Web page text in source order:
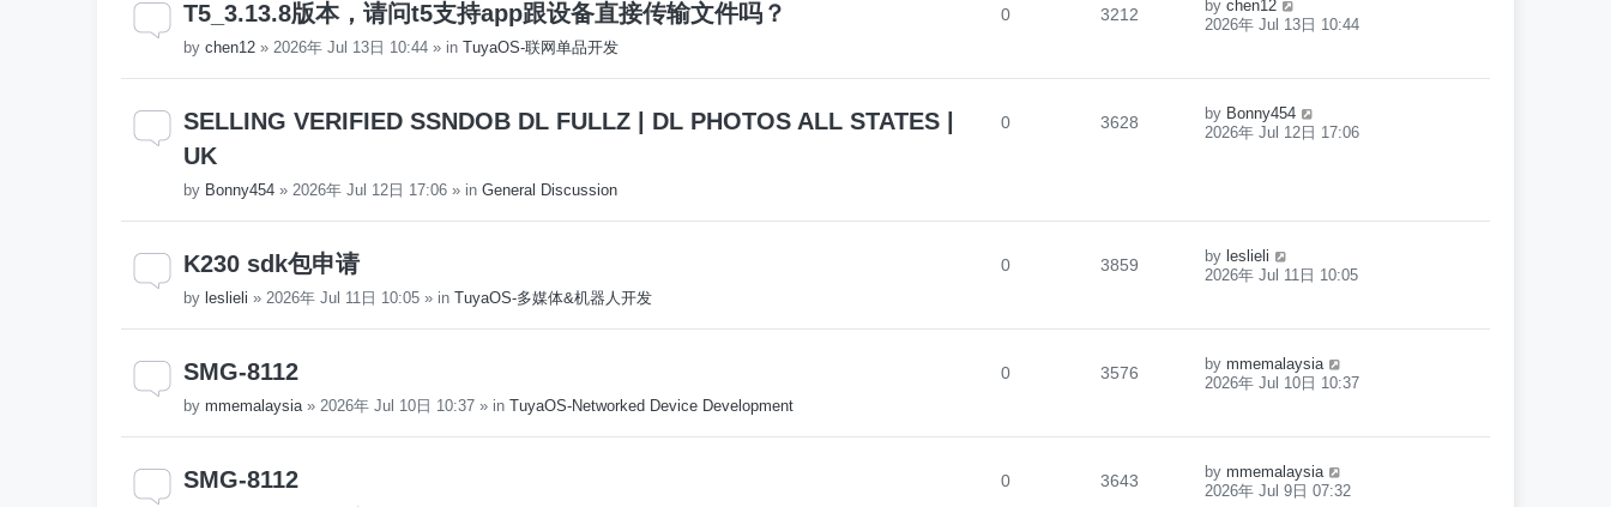
T5_3.13.8版本，请问t5支持app跟设备直接传输文件吗？
by chen12 » 2026年 Jul 13日 10:44 » in TuyaOS-联网单品开发
0 3212 by chen12
2026年 Jul 13日 10:44
SELLING VERIFIED SSNDOB DL FULLZ | DL PHOTOS ALL STATES |
UK
by Bonny454 » 2026年 Jul 12日 17:06 » in General Discussion
0 3628 by Bonny454
2026年 Jul 12日 17:06
K230 sdk包申请
by leslieli » 2026年 Jul 11日 10:05 » in TuyaOS-多媒体&机器人开发
0 3859 by leslieli
2026年 Jul 11日 10:05
SMG-8112
by mmemalaysia » 2026年 Jul 10日 10:37 » in TuyaOS-Networked Device Development
0 3576 by mmemalaysia
2026年 Jul 10日 10:37
SMG-8112 0 3643 by mmemalaysia
2026年 Jul 9日 07:32